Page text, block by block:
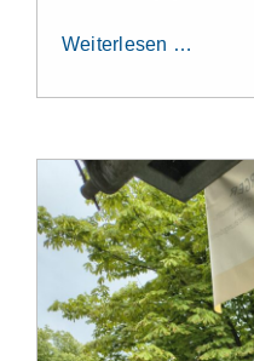
Downloads
Datenschutzerklärung
Impressum
Weiterlesen …